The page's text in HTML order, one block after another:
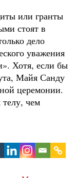
или гранты
стоят в
дело
уважения
Хотя, если бы
Майя Санду
церемонии.
чем